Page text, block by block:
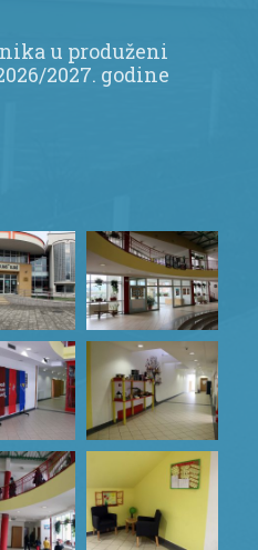
u produženi
2027. godine